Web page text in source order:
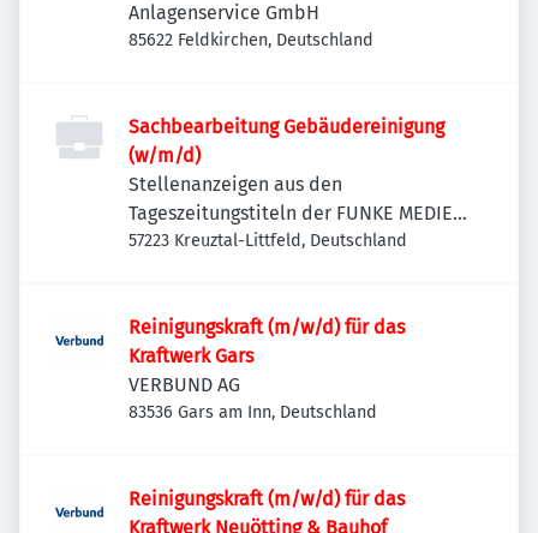
Anlagenservice GmbH
85622 Feldkirchen, Deutschland
Sachbearbeitung Gebäudereinigung
(w/m/d)
Stellenanzeigen aus den
Tageszeitungstiteln der FUNKE MEDIEN
NRW
57223 Kreuztal-Littfeld, Deutschland
Reinigungskraft (m/w/d) für das
Kraftwerk Gars
VERBUND AG
83536 Gars am Inn, Deutschland
Reinigungskraft (m/w/d) für das
Kraftwerk Neuötting & Bauhof